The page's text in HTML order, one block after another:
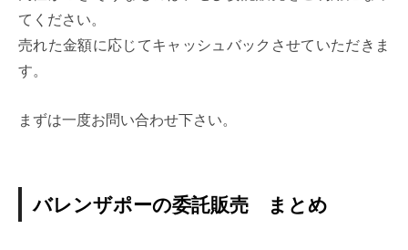
てください。
売れた金額に応じてキャッシュバックさせていただきま
す。
まずは一度お問い合わせ下さい。
バレンザポーの委託販売 まとめ